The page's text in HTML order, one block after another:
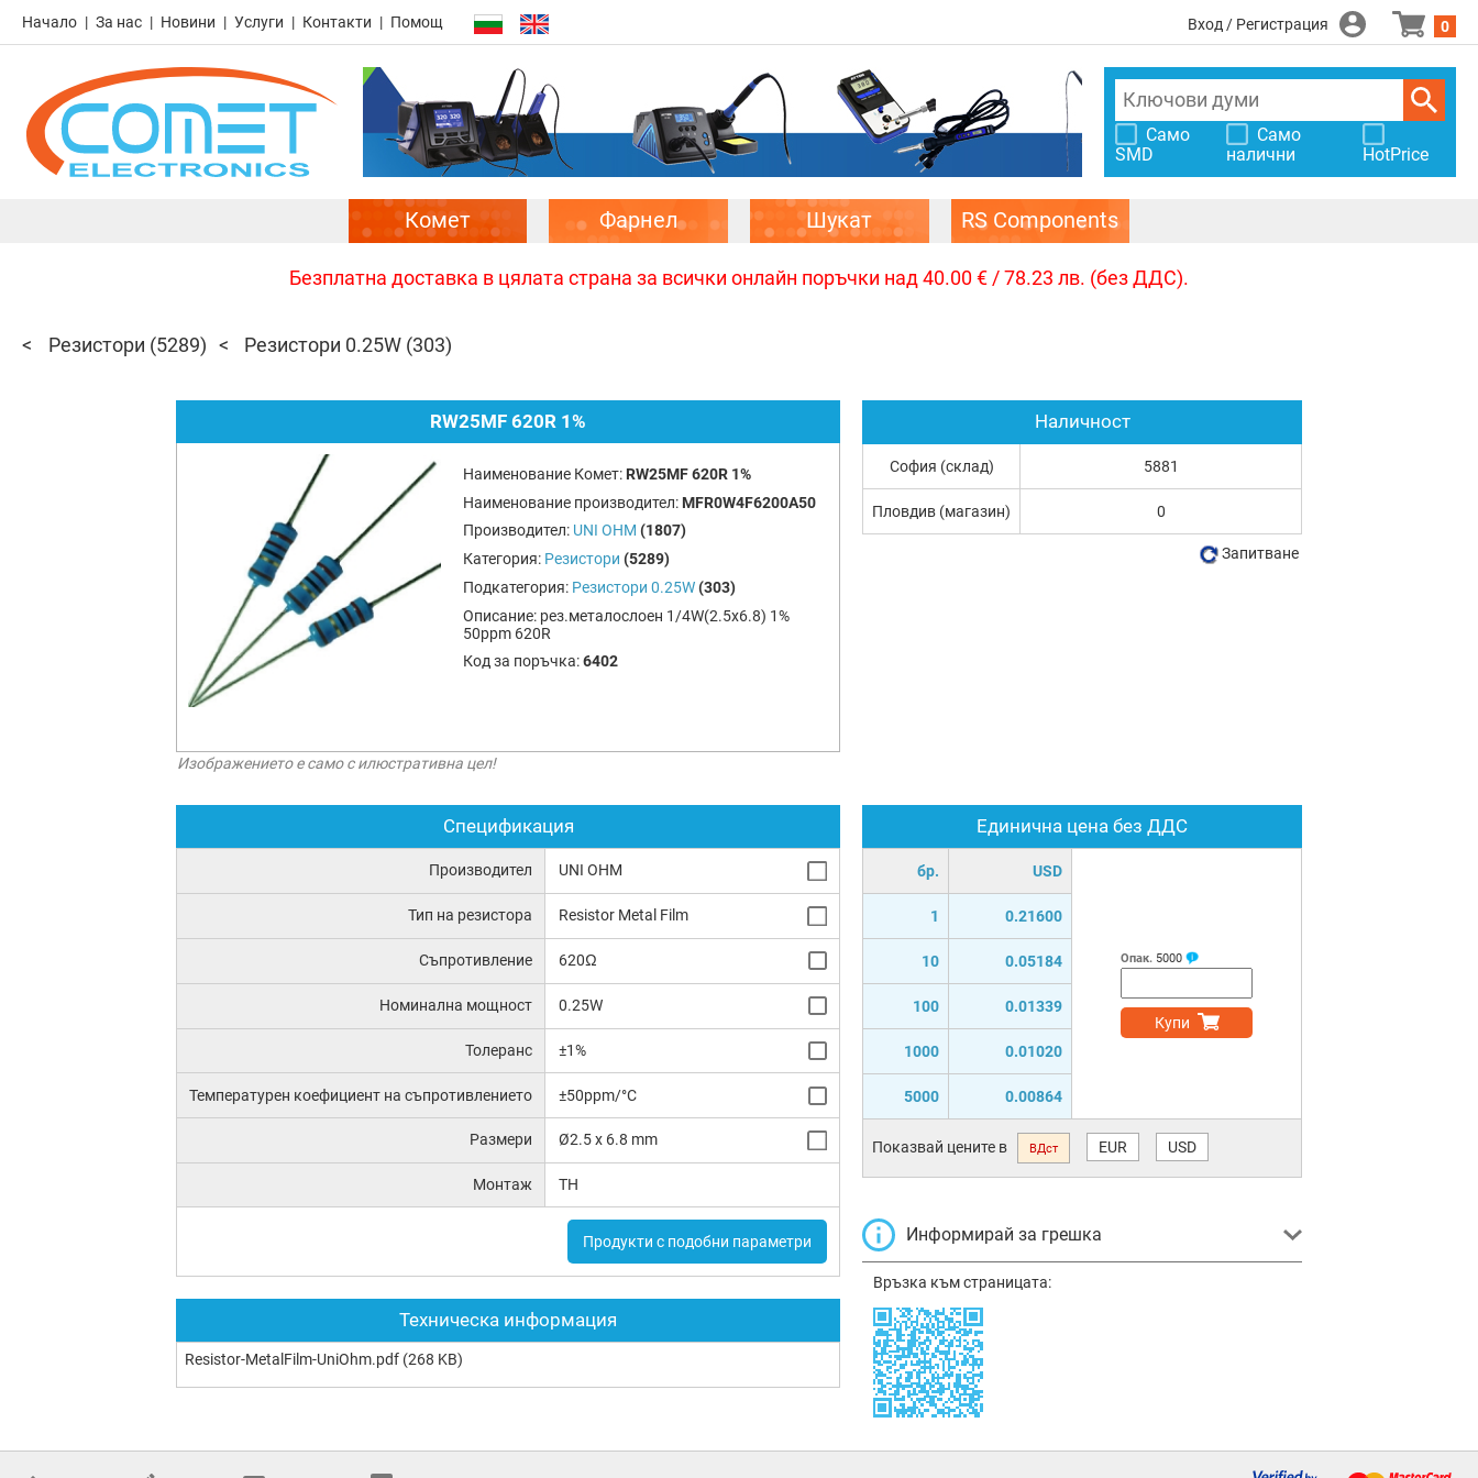
Начало За нас Новини Услуги Контакти Помощ Вход / Регистрация 0
Само
SMD
Само
налични
HotPrice
Комет Фарнел Шукат RS Components
Безплатна доставка в цялата страна за всички онлайн поръчки над 40.00 € / 78.23 лв. (без ДДС).
Резистори (5289) Резистори 0.25W (303)
RW25MF 620R 1%
Наименование Комет: RW25MF 620R 1%
Наименование производител: MFR0W4F6200A50
Производител: UNI OHM (1807)
Категория: Резистори (5289)
Подкатегория: Резистори 0.25W (303)
Описание: рез.металослоен 1/4W(2.5x6.8) 1%
50ppm 620R
Код за поръчка:6402
Изображението е само с илюстративна цел!
Спецификация
Производител UNI OHM
Тип на резистора Resistor Metal Film
Съпротивление 620Ω
Номинална мощност 0.25W
Толеранс ±1%
Температурен коефициент на съпротивлението ±50ppm/°C
Размери Ø2.5 x 6.8 mm
Монтаж TH
Продукти с подобни параметри
Техническа информация
Resistor-MetalFilm-UniOhm.pdf (268 KB)
Единична цена без ДДС
бр. USD
1 0.21600
10 0.05184
100 0.01339
1000 0.01020
5000 0.00864
Опак. 5000
Купи
Показвай цените в ВДст EUR USD
Информирай за грешка
Връзка към страницата:
Наличност
София (склад) 5881
Пловдив (магазин) 0
Запитване